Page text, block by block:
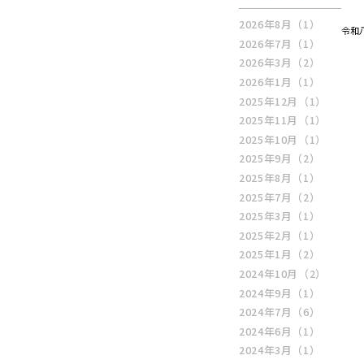
令和
2026年8月 （1）
2026年7月 （1）
2026年3月 （2）
2026年1月 （1）
2025年12月
（1）
2025年11月
（1）
2025年10月
（1）
2025年9月 （2）
2025年8月 （1）
2025年7月 （2）
2025年3月 （1）
2025年2月 （1）
2025年1月 （2）
2024年10月
（2）
2024年9月 （1）
2024年7月 （6）
2024年6月 （1）
2024年3月 （1）